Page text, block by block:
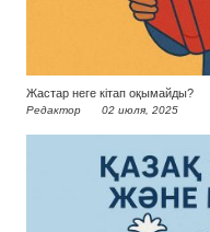
Жастар неге кітап оқымайды?
Редактор 02 июля, 2025